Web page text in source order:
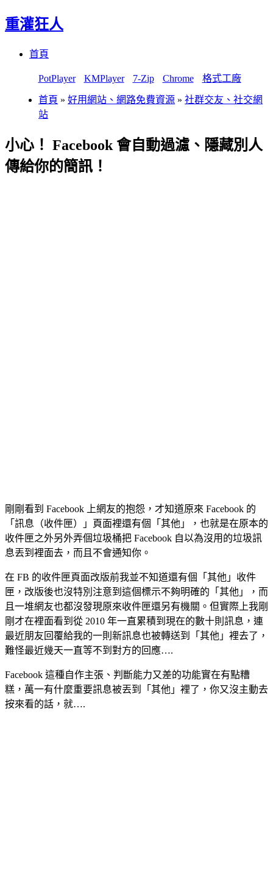
重灌狂人
首頁
PotPlayer KMPlayer 7-Zip Chrome 格式工廠
首頁 » 好用網站、網路免費資源 » 社群交友、社交網
站
小心！ Facebook 會自動過濾、隱藏別人
傳給你的簡訊！
剛剛看到 Facebook 上網友的抱怨，才知道原來 Facebook 的
「訊息（收件匣）」頁面裡還有個「其他」，也就是在原本的
收件匣之外另外弄個垃圾桶把 Facebook 自以為沒用的垃圾訊
息丟到裡面去，而且不會通知你。
在 FB 的收件匣頁面改版前我並不知道還有個「其他」收件
匣，改版後也沒特別注意到這個標示不夠明確的「其他」，而
且一堆網友也都沒發現原來收件匣還另有機關。但實際上我剛
剛才在裡面看到從 2010 年一直累積到現在的數十則訊息，連
最近朋友回覆給我的一則新訊息也被轉送到「其他」裡去了，
難怪最近幾天一直等不到對方的回應….
Facebook 這種自作主張、判斷能力又差的功能實在有點糟
糕，萬一有什麼重要訊息被丟到「其他」裡了，你又沒主動去
按來看的話，就….